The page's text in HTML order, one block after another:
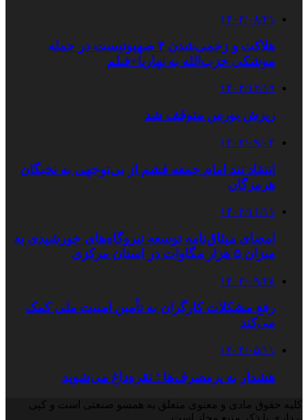
۱۴۰۳/۰۸/۲۱
هلاکت و زخمی‌شدن ۴ صهیونیست در حمله
موشکی حزب‌الله به نهاریا+فیلم
۱۴۰۲/۱۲/۱۹
ریزش بورس متوقف شد
۱۴۰۳/۰۹/۰۴
انتقاد تند امام جمعه قشم از بی‌توجهی به نخبگان
هرمزگان
۱۴۰۲/۱۱/۱۱
امضای میثاق‌نامه توسعه نیروگاه‌های خورشیدی به
میزان ۵ هزار مگاوات در استان مرکزی
۱۴۰۳/۰۹/۲۸
رفع مشکلات کارگران به تأمین امنیت ملی کمک
می‌کند
۱۴۰۴/۰۵/۱۱
هشدار به پرمصرف‌ها ؛ نقره‌داغ می‌شوید
کلیه حقوق مادی و معنوی متعلق به همسو صنعتی است و کپی
برداری با ذکر منبع مجاز است